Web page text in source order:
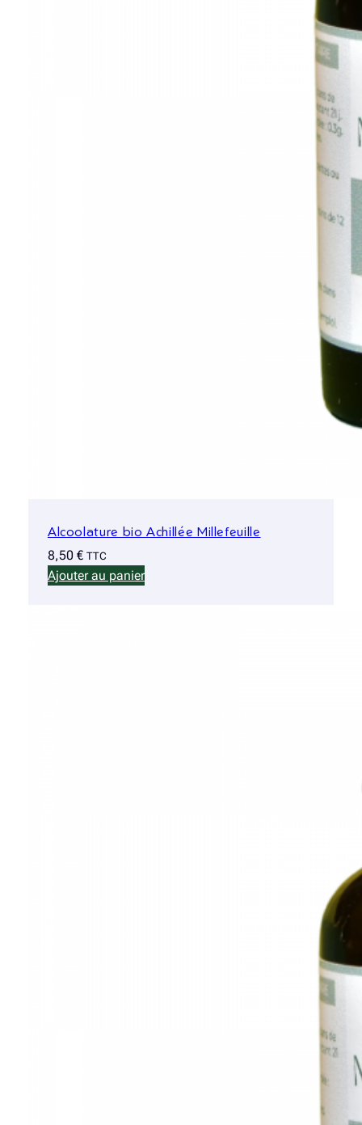
Alcoolature bio Achillée Millefeuille
8,50 € TTC
Ajouter au panier